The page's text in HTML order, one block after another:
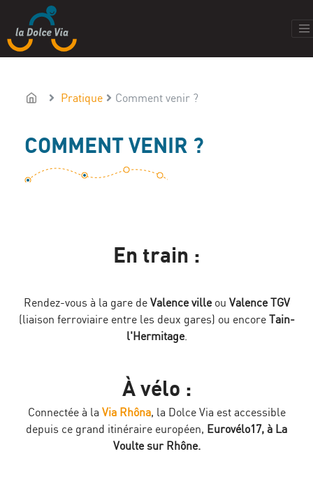
Pratique Comment venir ?
COMMENT VENIR ?
En train :
Rendez-vous à la gare de Valence ville ou Valence TGV
(liaison ferroviaire entre les deux gares) ou encore Tain-
l'Hermitage.
À vélo :
Connectée à la Via Rhôna, la Dolce Via est accessible
depuis ce grand itinéraire européen, Eurovélo17, à La
Voulte sur Rhône.